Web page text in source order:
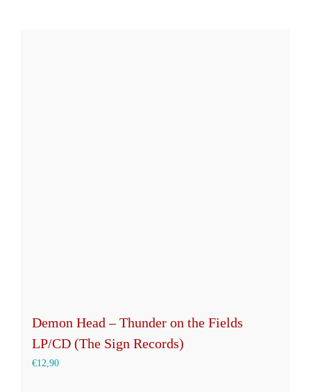
Demon Head – Thunder on the Fields
LP/CD (The Sign Records)
€12,90